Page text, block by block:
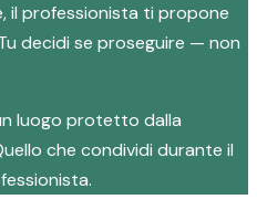
il professionista ti propone
decidi se proseguire — non
luogo protetto dalla
che condividi durante il